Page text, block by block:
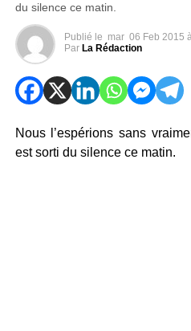
du silence ce matin.
Publié le mar 06 Feb 2015
Par La Rédaction
Nous l’espérions sans
est sorti du silence ce matin.